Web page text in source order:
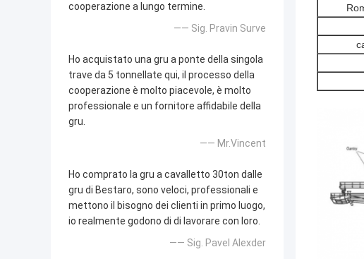
cooperazione a lungo termine.
—— Sig. Pravin Surve
Ho acquistato una gru a ponte della singola
trave da 5 tonnellate qui, il processo della
cooperazione è molto piacevole, è molto
professionale e un fornitore affidabile della
gru.
—— Mr.Vincent
Ho comprato la gru a cavalletto 30ton dalle
gru di Bestaro, sono veloci, professionali e
mettono il bisogno dei clienti in primo luogo,
io realmente godono di di lavorare con loro.
—— Sig. Pavel Alexder